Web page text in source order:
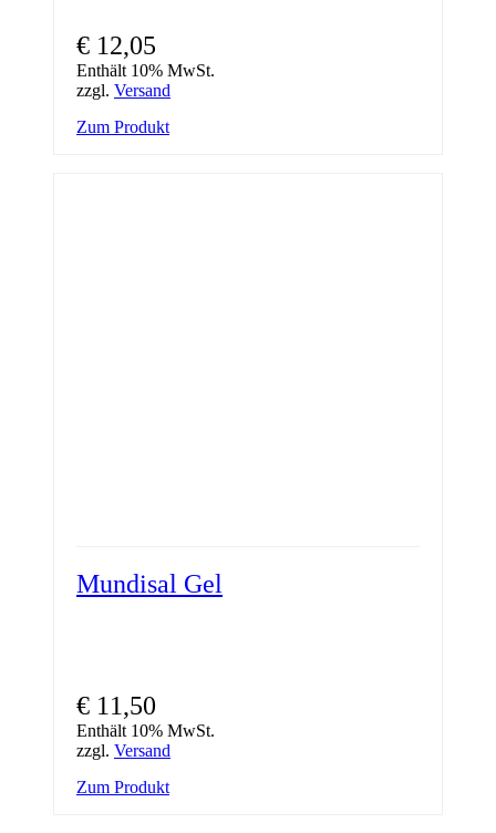
€ 12,05
Enthält 10% MwSt.
zzgl. Versand
Zum Produkt
Mundisal Gel
€ 11,50
Enthält 10% MwSt.
zzgl. Versand
Zum Produkt